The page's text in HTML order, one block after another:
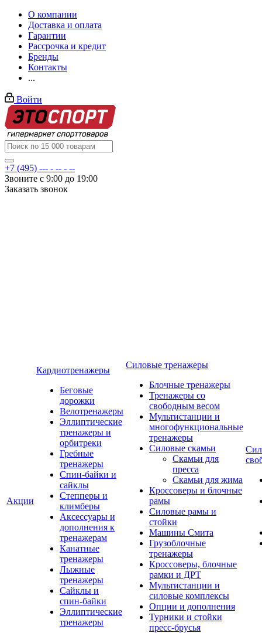
О компании
Доставка и оплата
Гарантии
Рассрочка и кредит
Бренды
Контакты
...
Войти
+7 (495) --- - -- - --
Звоните с 9:00 до 19:00
Заказать звонок
Акции
Кардиотренажеры
Беговые
дорожки
Велотренажеры
Эллиптические
тренажеры и
орбитреки
Гребные
тренажеры
Спин-байки и
сайклы
Степперы и
климберы
Аксессуары и
дополнения к
тренажерам
Канатные
тренажеры
Лыжные
тренажеры
Сайклы и
спин-байки
Эллиптические
тренажеры
Силовые тренажеры
Блочные тренажеры
Тренажеры со
свободным весом
Мультистанции и
многофункциональные
тренажеры
Силовые скамьи
Скамьи для
пресса
Скамьи для жима
Кроссоверы и блочные
рамы
Силовые рамы и
стойки
Машины Смита
Грузоблочные
тренажеры
Кроссоверы, блочные
рамки и ДРТ
Мультистанции и
силовые комплексы
Опции и дополнения
Турники и стойки
пресс-брусья